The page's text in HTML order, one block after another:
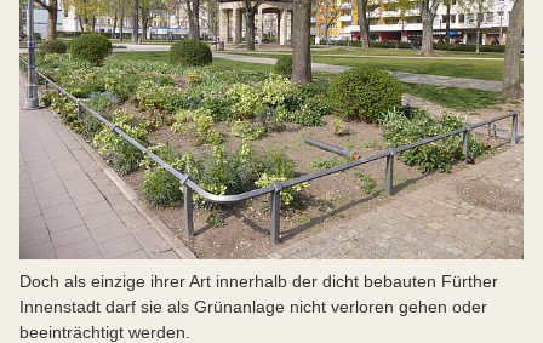
Doch als einzige ihrer Art innerhalb der dicht bebauten Fürther
Innenstadt darf sie als Grünanlage nicht verloren gehen oder
beeinträchtigt werden.